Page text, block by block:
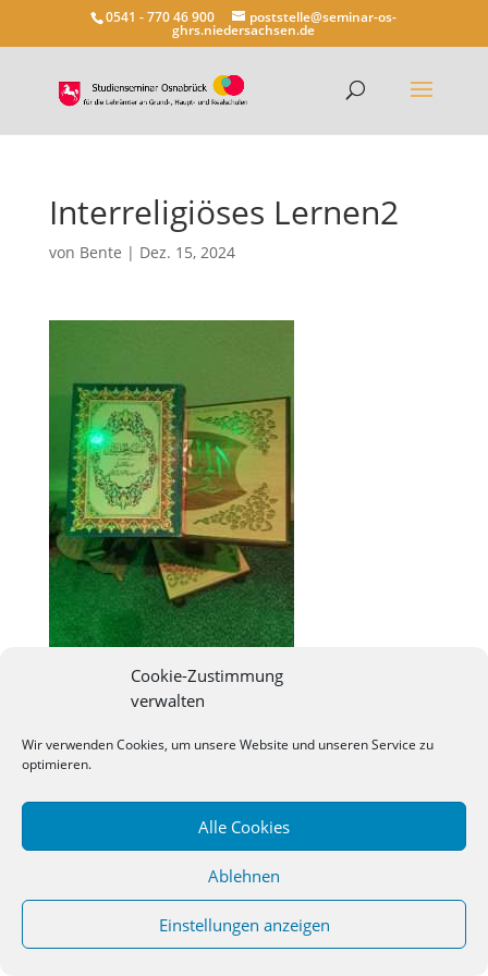
Cookie-Zustimmung
verwalten
Wir verwenden Cookies, um unsere Website und unseren Service zu
optimieren.
Alle Cookies
Ablehnen
Einstellungen anzeigen
0541 - 770 46 900 poststelle@seminar-os-
ghrs.niedersachsen.de
Interreligiöses Lernen2
von Bente | Dez. 15, 2024
wordpress